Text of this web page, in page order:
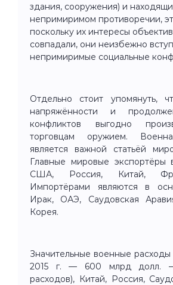
здания, сооружения) и
непримиримом противоречии,
поскольку их интересы
совпадали, они неизбежно
непримиримые социальные
Отдельно стоит упомянуть,
напряжённости и
конфликтов выгодно
торговцам оружием.
является важной статьёй
Главные мировые
США, Россия, Китай,
Импортёрами являются в
Ирак, ОАЭ, Саудовская
Корея.
Значительные военные
2015 г. — 600 млрд долл.
расходов), Китай, Россия,